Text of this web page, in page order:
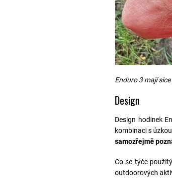
Enduro 3 mají
Design
Design hodinek
kombinaci s
samozřejmě
Co se týče
outdoorových